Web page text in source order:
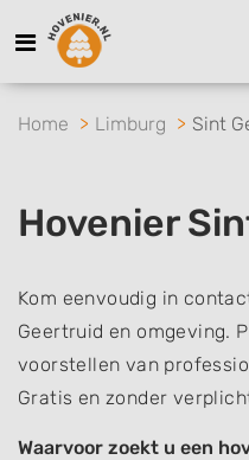
Home Limburg Sint
Hovenier
Kom eenvoudig in
Geertruid en omgeving.
voorstellen van
Gratis en zonder
Waarvoor zoekt u een